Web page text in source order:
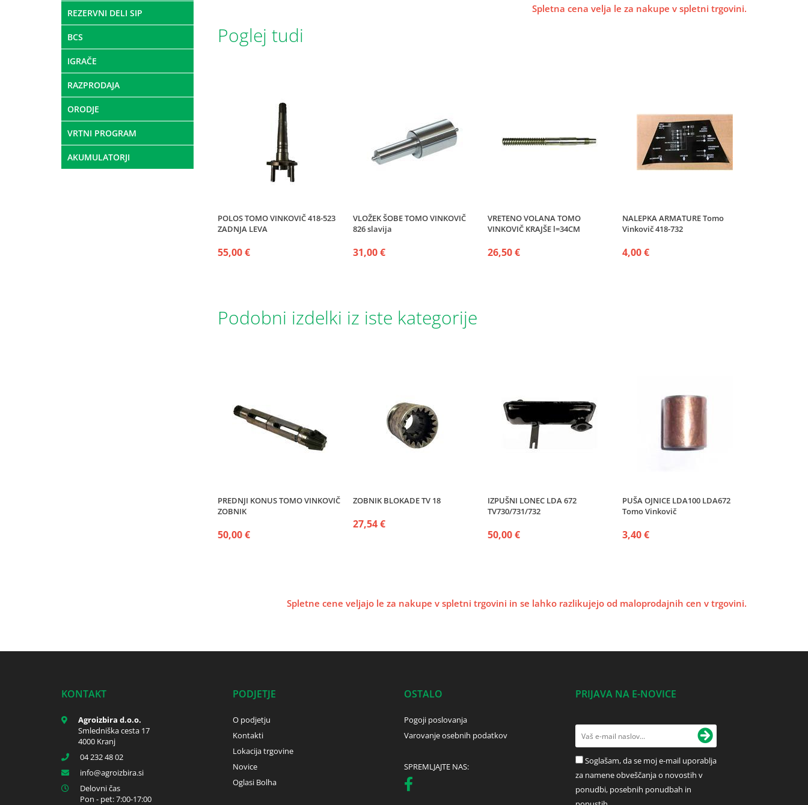
REZERVNI DELI SIP
BCS
IGRAČE
RAZPRODAJA
ORODJE
VRTNI PROGRAM
AKUMULATORJI
Spletna cena velja le za nakupe v spletni trgovini.
Poglej tudi
POLOS TOMO VINKOVIČ 418-523
ZADNJA LEVA
55,00 €
VLOŽEK ŠOBE TOMO VINKOVIČ
826 slavija
31,00 €
VRETENO VOLANA TOMO
VINKOVIČ KRAJŠE l=34CM
26,50 €
NALEPKA ARMATURE Tomo
Vinkovič 418-732
4,00 €
Podobni izdelki iz iste kategorije
PREDNJI KONUS TOMO VINKOVIČ
ZOBNIK
50,00 €
ZOBNIK BLOKADE TV 18
27,54 €
IZPUŠNI LONEC LDA 672
TV730/731/732
50,00 €
PUŠA OJNICE LDA100 LDA672
Tomo Vinkovič
3,40 €
Spletne cene veljajo le za nakupe v spletni trgovini in se lahko razlikujejo od maloprodajnih cen v trgovini.
KONTAKT
Agroizbira d.o.o.
Smledniška cesta 17
4000 Kranj
04 232 48 02
info
agroizbira.si
Delovni čas
Pon - pet: 7:00-17:00
PODJETJE
O podjetju
Kontakti
Lokacija trgovine
Novice
Oglasi Bolha
OSTALO
Pogoji poslovanja
Varovanje osebnih podatkov
SPREMLJAJTE NAS:
PRIJAVA NA E-NOVICE
Soglašam, da se moj e-mail uporablja
za namene obveščanja o novostih v
ponudbi, posebnih ponudbah in